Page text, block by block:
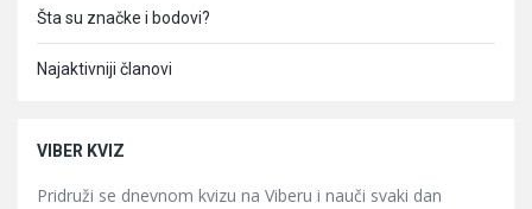
Šta su značke i bodovi?
Najaktivniji članovi
VIBER KVIZ
Pridruži se dnevnom kvizu na Viberu i nauči svaki dan